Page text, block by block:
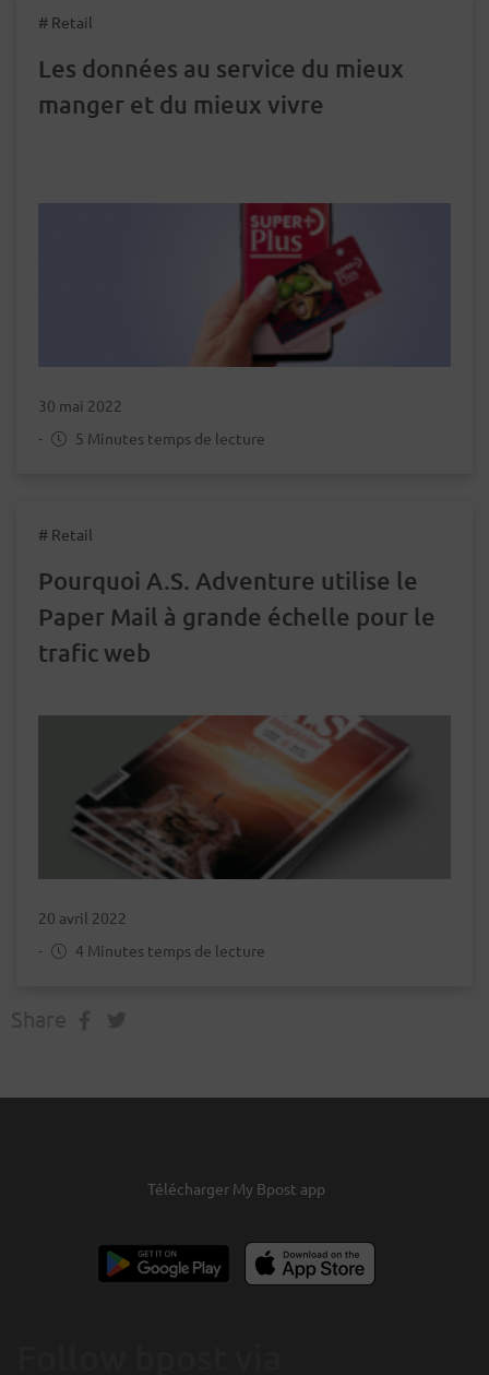
# Retail
Les données au service du mieux
manger et du mieux vivre
30 mai 2022
-
5 Minutes temps de lecture
# Retail
Pourquoi A.S. Adventure utilise le
Paper Mail à grande échelle pour le
trafic web
20 avril 2022
-
4 Minutes temps de lecture
Télécharger My Bpost app